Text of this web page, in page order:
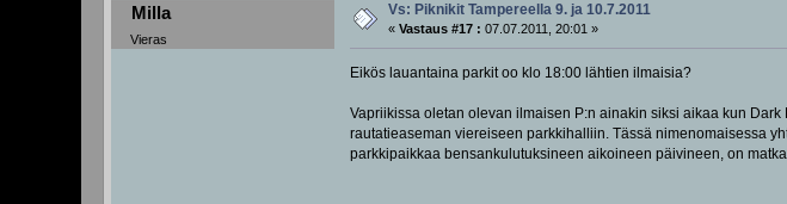
Milla
Vieras
Vs: Piknikit Tampereella 9. ja 10.7.2011
«Vastaus #17 : 07.07.2011, 20:01 »
Eikös lauantaina parkit oo klo 18:00 lähtien ilmaisia?
Vapriikissa oletan olevan ilmaisen P:n ainakin siksi aikaa kun
rautatieaseman viereiseen parkkihalliin. Tässä nimenomaisessa
parkkipaikkaa bensankulutuksineen aikoineen päivineen, on